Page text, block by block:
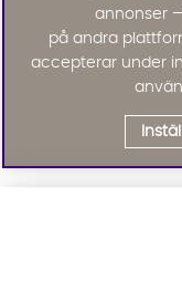
annonser
på andra
accepterar under